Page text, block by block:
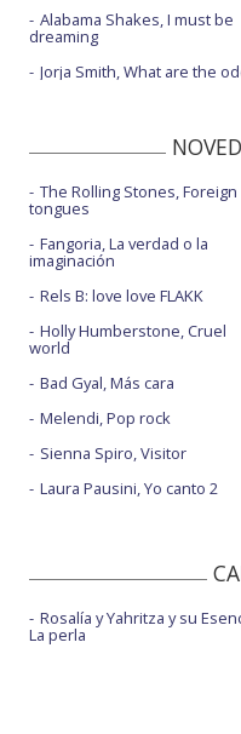
Alabama Shakes, I must be
dreaming
Jorja Smith, What are the
The Rolling Stones, Foreign
tongues
Fangoria, La verdad o la
imaginación
Rels B: love love FLAKK
Holly Humberstone, Cruel
world
Bad Gyal, Más cara
Melendi, Pop rock
Sienna Spiro, Visitor
Laura Pausini, Yo canto 2
Rosalía y Yahritza y su
La perla